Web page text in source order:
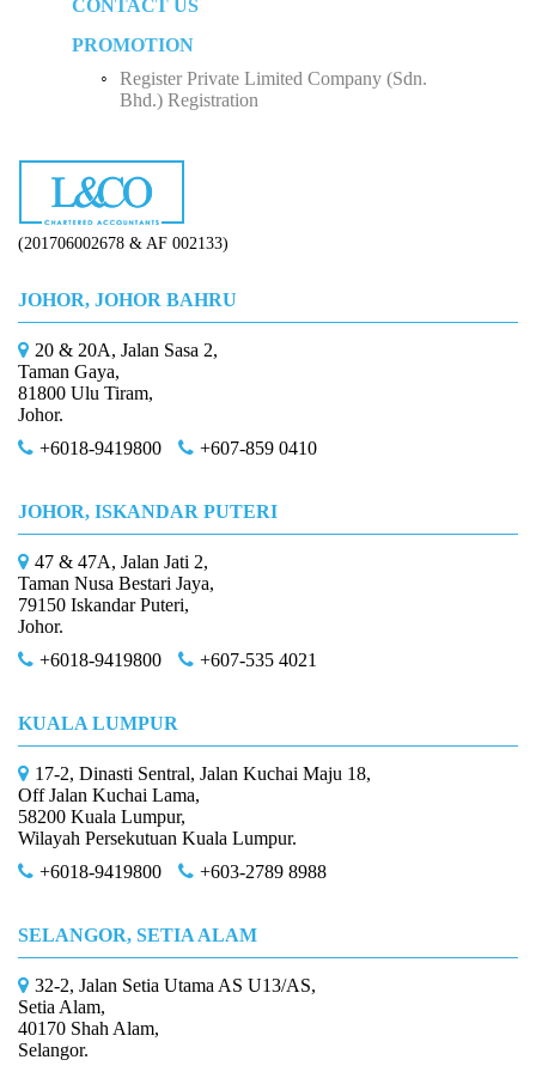
Five Factors to Consider When Hiring a Tax
Advisor
Why Do We Need Tax Consultants?
Employment Insurance Scheme (EIS)
Monthly Tax Deduction (MTD)
Human Resources Development Fund (HRDF)
Sole Proprietorship
Partnership
Limited Company (Sdn. Bhd.)
Business Income
Employee Income Tax
CONTACT US
PROMOTION
Register Private Limited Company (Sdn.
Bhd.) Registration
(201706002678 & AF 002133)
JOHOR, JOHOR BAHRU
20 & 20A, Jalan Sasa 2,
Taman Gaya,
81800 Ulu Tiram,
Johor.
+6018-9419800
+607-859 0410
JOHOR, ISKANDAR PUTERI
47 & 47A, Jalan Jati 2,
Taman Nusa Bestari Jaya,
79150 Iskandar Puteri,
Johor.
+6018-9419800
+607-535 4021
KUALA LUMPUR
17-2, Dinasti Sentral, Jalan Kuchai Maju 18,
Off Jalan Kuchai Lama,
58200 Kuala Lumpur,
Wilayah Persekutuan Kuala Lumpur.
+6018-9419800
+603-2789 8988
SELANGOR, SETIA ALAM
32-2, Jalan Setia Utama AS U13/AS,
Setia Alam,
40170 Shah Alam,
Selangor.